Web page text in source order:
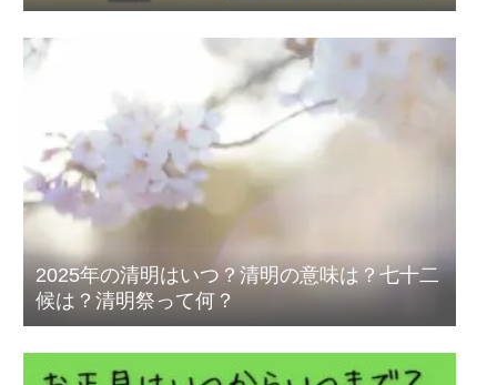
2025年の清明はいつ？清明の意味は？七十二
候は？清明祭って何？